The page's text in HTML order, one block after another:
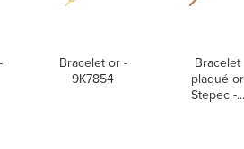
Bracelet or -
9K7854
Bracelet
plaqué or
Stepec -...